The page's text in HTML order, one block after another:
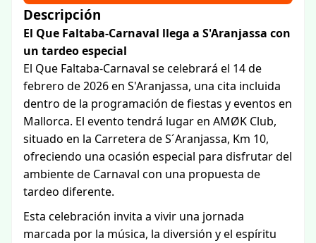
Descripción
El Que Faltaba-Carnaval llega a S'Aranjassa con
un tardeo especial
El Que Faltaba-Carnaval se celebrará el 14 de
febrero de 2026 en S'Aranjassa, una cita incluida
dentro de la programación de fiestas y eventos en
Mallorca. El evento tendrá lugar en AMØK Club,
situado en la Carretera de S´Aranjassa, Km 10,
ofreciendo una ocasión especial para disfrutar del
ambiente de Carnaval con una propuesta de
tardeo diferente.
Esta celebración invita a vivir una jornada
marcada por la música, la diversión y el espíritu